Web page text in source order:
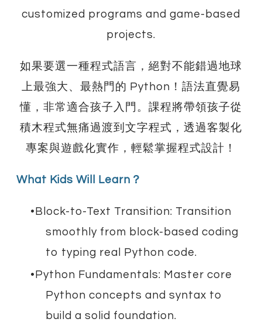
customized programs and game-based
projects.
如果要選一種程式語言，絕對不能錯過地球
上最強大、最熱門的 Python！語法直覺易
懂，非常適合孩子入門。課程將帶領孩子從
積木程式無痛過渡到文字程式，透過客製化
專案與遊戲化實作，輕鬆掌握程式設計！
What Kids Will Learn？
Block-to-Text Transition: Transition
smoothly from block-based coding
to typing real Python code.
Python Fundamentals: Master core
Python concepts and syntax to
build a solid foundation.